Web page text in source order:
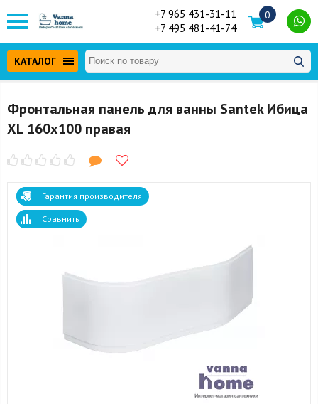
+7 965 431-31-11
+7 495 481-41-74
0
КАТАЛОГ
Фронтальная панель для ванны Santek Ибица
XL 160x100 правая
Гарантия производителя
Сравнить